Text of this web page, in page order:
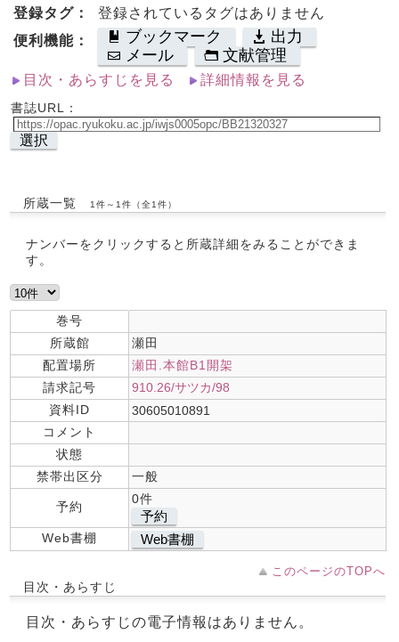
登録タグ：
登録されているタグはありません
便利機能：
ブックマーク
出力
メール
文献管理
目次・あらすじを見る 詳細情報を見る
書誌URL：
選択
所蔵一覧 1件～1件（全1件）
ナンバーをクリックすると所蔵詳細をみることができま
す。
巻号
所蔵館
瀬田
配置場所
瀬田.本館B1開架
請求記号
910.26/サツカ/98
資料ID
30605010891
コメント
状態
禁帯出区分
一般
予約
0件
予約
Web書棚 Web書棚
このページのTOPへ
目次・あらすじ
目次・あらすじの電子情報はありません。